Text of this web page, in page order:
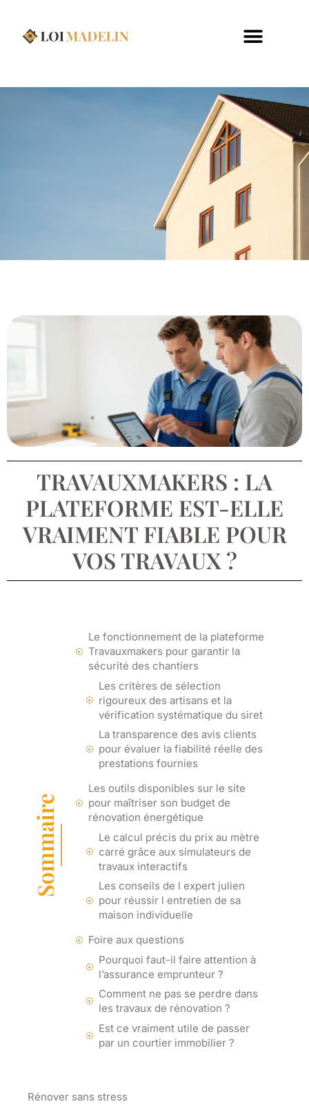
TRAVAUXMAKERS : LA
PLATEFORME EST-ELLE
VRAIMENT FIABLE POUR
VOS TRAVAUX ?
Sommaire
Le fonctionnement de la plateforme
Travauxmakers pour garantir la
sécurité des chantiers
Les critères de sélection
rigoureux des artisans et la
vérification systématique du siret
La transparence des avis clients
pour évaluer la fiabilité réelle des
prestations fournies
Les outils disponibles sur le site
pour maîtriser son budget de
rénovation énergétique
Le calcul précis du prix au mètre
carré grâce aux simulateurs de
travaux interactifs
Les conseils de l expert julien
pour réussir l entretien de sa
maison individuelle
Foire aux questions
Pourquoi faut-il faire attention à
l’assurance emprunteur ?
Comment ne pas se perdre dans
les travaux de rénovation ?
Est ce vraiment utile de passer
par un courtier immobilier ?
Rénover sans stress